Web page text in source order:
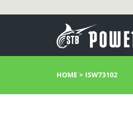
HOME > ISW73102